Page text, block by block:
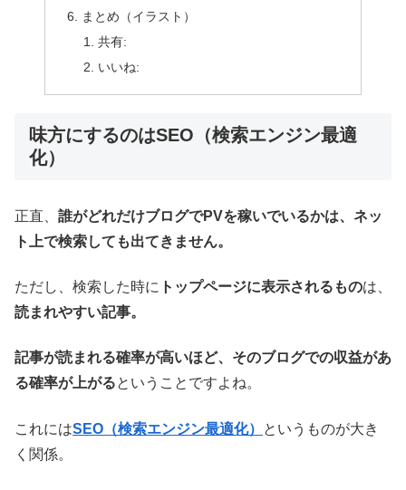
まとめ（イラスト）
共有:
いいね:
味方にするのはSEO（検索エンジン最適
化）
正直、 誰がどれだけブログでPVを稼いでいるかは、ネッ
ト上で検索しても出てきません。
ただし、検索した時に トップページに表示されるものは、
読まれやすい記事。
記事が読まれる確率が高いほど、そのブログでの収益があ
る確率が上がるということですよね。
これにはSEO（検索エンジン最適化）
というものが大き
く関係。